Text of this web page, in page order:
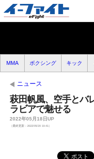
MMA ボクシング キック
ニュース
萩田帆風、空手とバ
ラビアで魅せる
2022年05月18日UP
（最終更新：2022/05/20 10:41）